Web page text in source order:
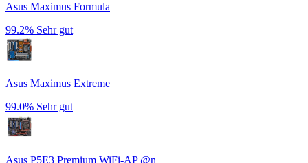
Asus Maximus Formula
99.2% Sehr gut
Asus Maximus Extreme
99.0% Sehr gut
Asus P5E3 Premium WiFi-AP @n